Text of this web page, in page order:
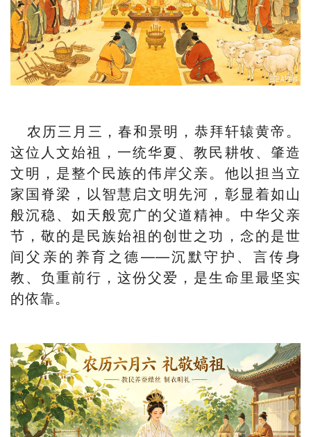
农历三月三，春和景明，恭拜轩辕黄帝。
这位人文始祖，一统华夏、教民耕牧、肇造
文明，是整个民族的伟岸父亲。他以担当立
家国脊梁，以智慧启文明先河，彰显着如山
般沉稳、如天般宽广的父道精神。中华父亲
节，敬的是民族始祖的创世之功，念的是世
间父亲的养育之德——沉默守护、言传身
教、负重前行，这份父爱，是生命里最坚实
的依靠。